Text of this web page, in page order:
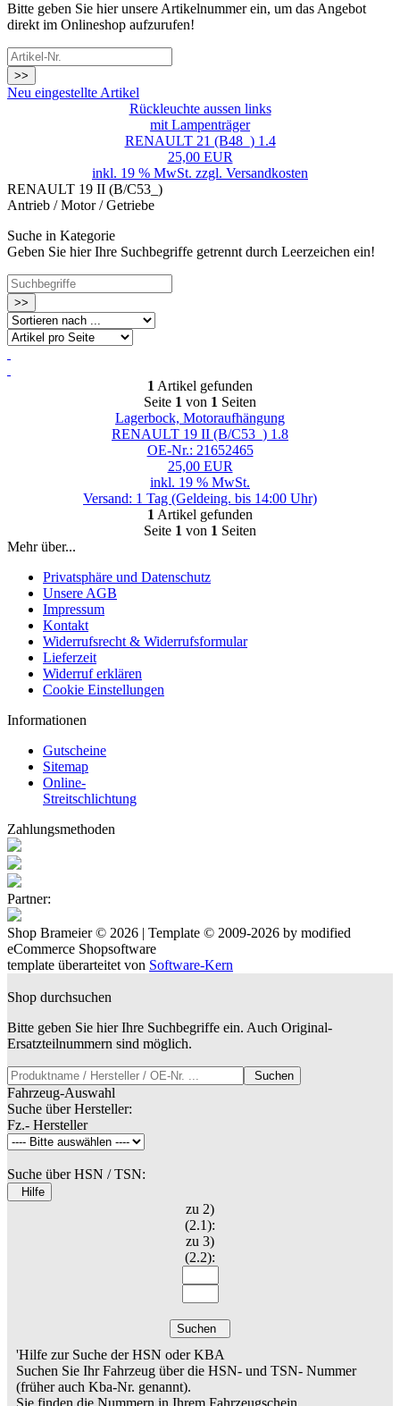
Bitte geben Sie hier unsere Artikelnummer ein, um das Angebot
direkt im Onlineshop aufzurufen!
>>
Neu eingestellte Artikel
Rückleuchte aussen links
mit Lampenträger
RENAULT 21 (B48_) 1.4
25,00 EUR
inkl. 19 % MwSt. zzgl. Versandkosten
RENAULT 19 II (B/C53_)
Antrieb / Motor / Getriebe
Suche in Kategorie
Geben Sie hier Ihre Suchbegriffe getrennt durch Leerzeichen ein!
>>
1 Artikel gefunden
Seite 1 von 1 Seiten
Lagerbock, Motoraufhängung
RENAULT 19 II (B/C53_) 1.8
OE-Nr.: 21652465
25,00 EUR
inkl. 19 % MwSt.
Versand: 1 Tag (Geldeing. bis 14:00 Uhr)
1 Artikel gefunden
Seite 1 von 1 Seiten
Mehr über...
Privatsphäre und Datenschutz
Unsere AGB
Impressum
Kontakt
Widerrufsrecht & Widerrufsformular
Lieferzeit
Widerruf erklären
Cookie Einstellungen
Informationen
Gutscheine
Sitemap
Online-
Streitschlichtung
Zahlungsmethoden
Partner:
Shop Brameier © 2026 | Template © 2009-2026 by modified
eCommerce Shopsoftware
template überarteitet von Software-Kern
Shop durchsuchen
Bitte geben Sie hier Ihre Suchbegriffe ein. Auch Original-
Ersatzteilnummern sind möglich.
Suchen
Fahrzeug-Auswahl
Suche über Hersteller:
Fz.- Hersteller
Suche über HSN / TSN:
Hilfe
zu 2)
(2.1):
zu 3)
(2.2):
Suchen
'Hilfe zur Suche der HSN oder KBA
Suchen Sie Ihr Fahrzeug über die HSN- und TSN- Nummer
(früher auch Kba-Nr. genannt).
Sie finden die Nummern in Ihrem Fahrzeugschein.